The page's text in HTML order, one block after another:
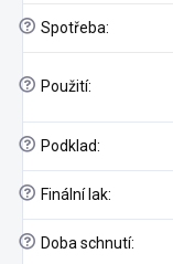
? Spotřeba:
? Použití:
? Podklad:
? Finální lak:
? Doba schnutí: